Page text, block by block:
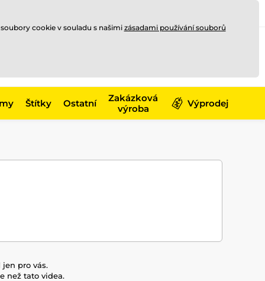
Štítky Ostatní
Zakázková
výroba
Výprodej
pro vás.
než tato videa.
cookie v souladu s našimi zásadami používání souborů